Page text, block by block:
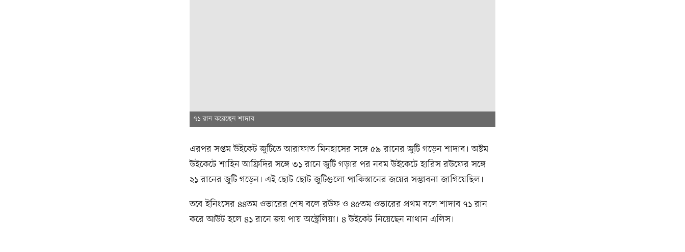
৭১ রান করেছেন শাদাব
এরপর সপ্তম উইকেট জুটিতে আরাফাত মিনহাসের সঙ্গে ৫৯ রানের জুটি গড়েন শাদাব। অষ্টম
উইকেটে শাহিন আফ্রিদির সঙ্গে ৩১ রানে জুটি গড়ার পর নবম উইকেটে হারিস রউফের সঙ্গে
২১ রানের জুটি গড়েন। এই ছোট ছোট জুটিগুলো পাকিস্তানের জয়ের সম্ভাবনা জাগিয়েছিল।
তবে ইনিংসের ৪৪তম ওভারের শেষ বলে রউফ ও ৪৫তম ওভারের প্রথম বলে শাদাব ৭১ রান
করে আউট হলে ৪১ রানে জয় পায় অস্ট্রেলিয়া। ৪ উইকেট নিয়েছেন নাথান এলিস।